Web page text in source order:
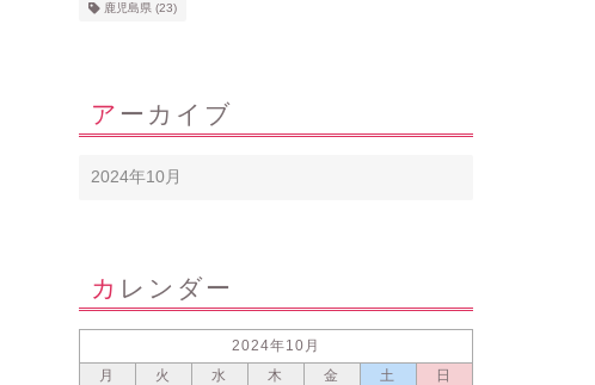
鹿児島県(23)
アーカイブ
カレンダー
2024年10月
月
火 水 木 金 土
日